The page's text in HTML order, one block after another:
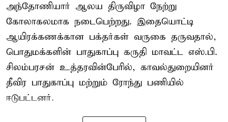
அந்தோணியார் ஆலய திருவிழா நேற்று
கோலாகலமாக நடைபெற்றது. இதையொட்டி
ஆயிரக்கணக்கான பக்தர்கள் வருகை தருவதால்,
பொதுமக்களின் பாதுகாப்பு கருதி மாவட்ட எஸ்.பி.
சிலம்பரசன் உத்தரவின்பேரில், காவல்துறையினர்
தீவிர பாதுகாப்பு மற்றும் ரோந்து பணியில்
ஈடுபட்டனர்.